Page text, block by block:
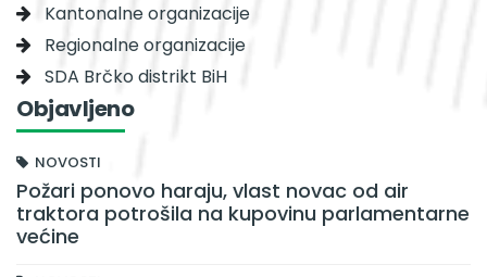
Kantonalne organizacije
Regionalne organizacije
SDA Brčko distrikt BiH
Objavljeno
NOVOSTI
Požari ponovo haraju, vlast novac od air
traktora potrošila na kupovinu parlamentarne
većine